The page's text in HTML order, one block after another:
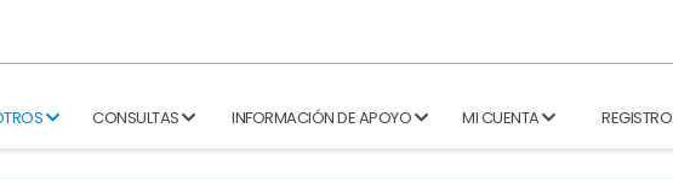
CONSULTAS INFORMACIÓN DE APOYO MI CUENTA REGISTRO